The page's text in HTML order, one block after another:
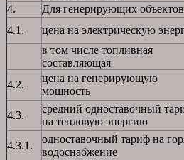
4.
Для генерирующих
4.1.
цена на электрическую
в том числе топливная
составляющая
4.2.
цена на генерирующую
мощность
4.3.
средний одноставочный
на тепловую энергию
4.3.1.
одноставочный тариф на
водоснабжение